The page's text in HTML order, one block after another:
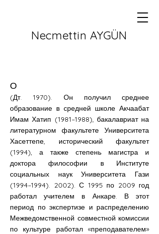
Necmettin AYGÜN
О
(Дт. 1970). Он получил среднее
образование в средней школе Акчаабат
Имам Хатип (1981–1988), бакалавриат на
литературном факультете Университета
Хасеттепе, исторический факультет
(1994), а также степень магистра и
доктора философии в Институте
социальных наук Университета Гази
(1994–1994). 2002). С 1995 по 2009 год
работал учителем в Анкаре. В этот
период по экспертизе и распределению
Межведомственной совместной комиссии
по культуре работал «преподавателем»